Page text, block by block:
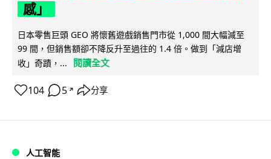
感」
日本零售巨頭 GEO 將懷舊遊戲銷售門市從 1,000 間大幅減至
99 間，但銷售額卻不降反升至過往的 1.4 倍。做到「減店增
收」奇蹟，...
閱讀全文
104 5 ↗ 分享
人工智能